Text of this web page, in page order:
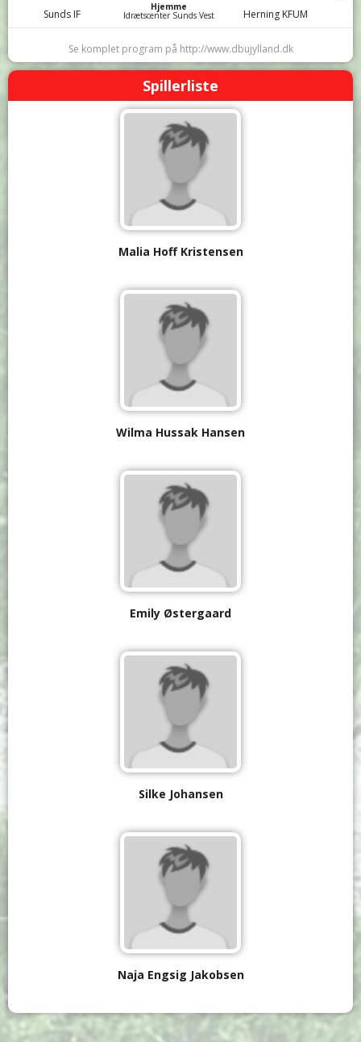
Sunds IF
Hjemme
Idrætscenter Sunds Vest Herning KFUM
Se komplet program på http://www.dbujylland.dk
Spillerliste
Malia Hoff Kristensen
Wilma Hussak Hansen
Emily Østergaard
Silke Johansen
Naja Engsig Jakobsen